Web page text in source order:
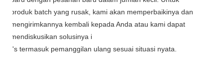
produk batch yang rusak, kami akan memperbaikinya dan
mengirimkannya kembali kepada Anda atau kami dapat
mendiskusikan solusinya i
I's termasuk pemanggilan ulang sesuai situasi nyata.